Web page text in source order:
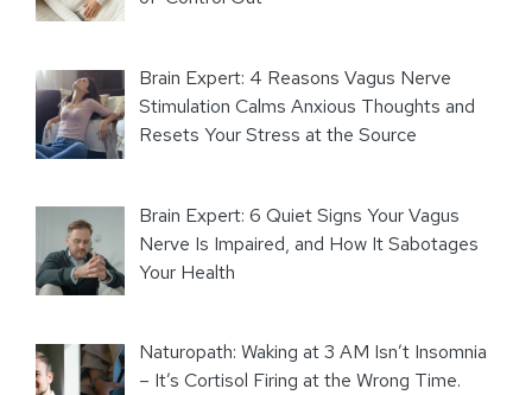
Brain Expert: 4 Reasons Vagus Nerve
Stimulation Calms Anxious Thoughts and
Resets Your Stress at the Source
Brain Expert: 6 Quiet Signs Your Vagus
Nerve Is Impaired, and How It Sabotages
Your Health
Naturopath: Waking at 3 AM Isn’t Insomnia
– It’s Cortisol Firing at the Wrong Time.